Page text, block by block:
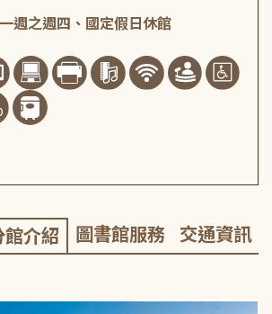
週之週四、國定假日休館
館介紹 圖書館服務 交通資訊